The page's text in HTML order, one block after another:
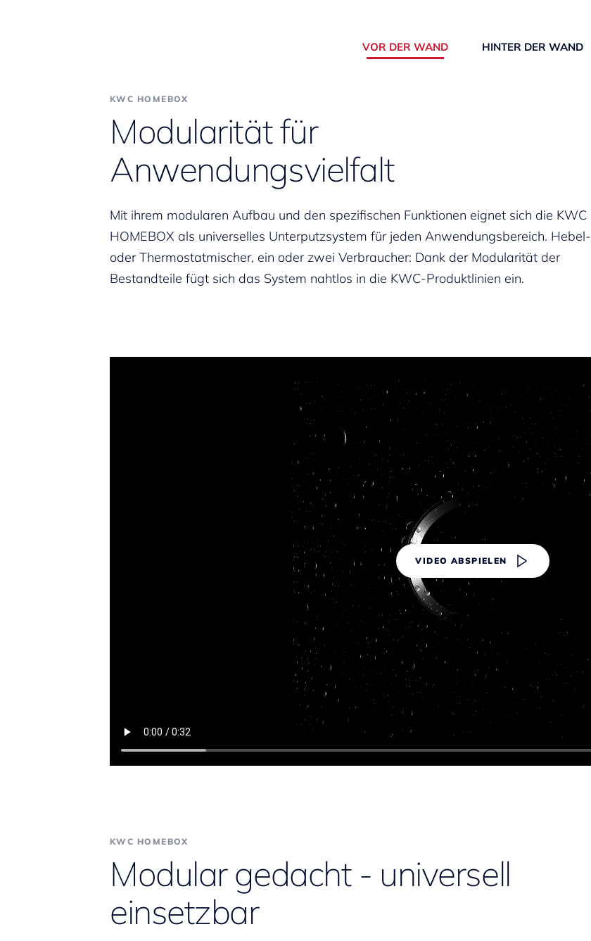
VOR DER WAND HINTER DER WAND
KWC HOMEBOX
Modularität für
Anwendungsvielfalt
Mit ihrem modularen Aufbau und den spezifischen Funktionen eignet sich die KWC
HOMEBOX als universelles Unterputzsystem für jeden Anwendungsbereich. Hebel-
oder Thermostatmischer, ein oder zwei Verbraucher: Dank der Modularität der
Bestandteile fügt sich das System nahtlos in die KWC-Produktlinien ein.
VIDEO ABSPIELEN
KWC HOMEBOX
Modular gedacht - universell
einsetzbar